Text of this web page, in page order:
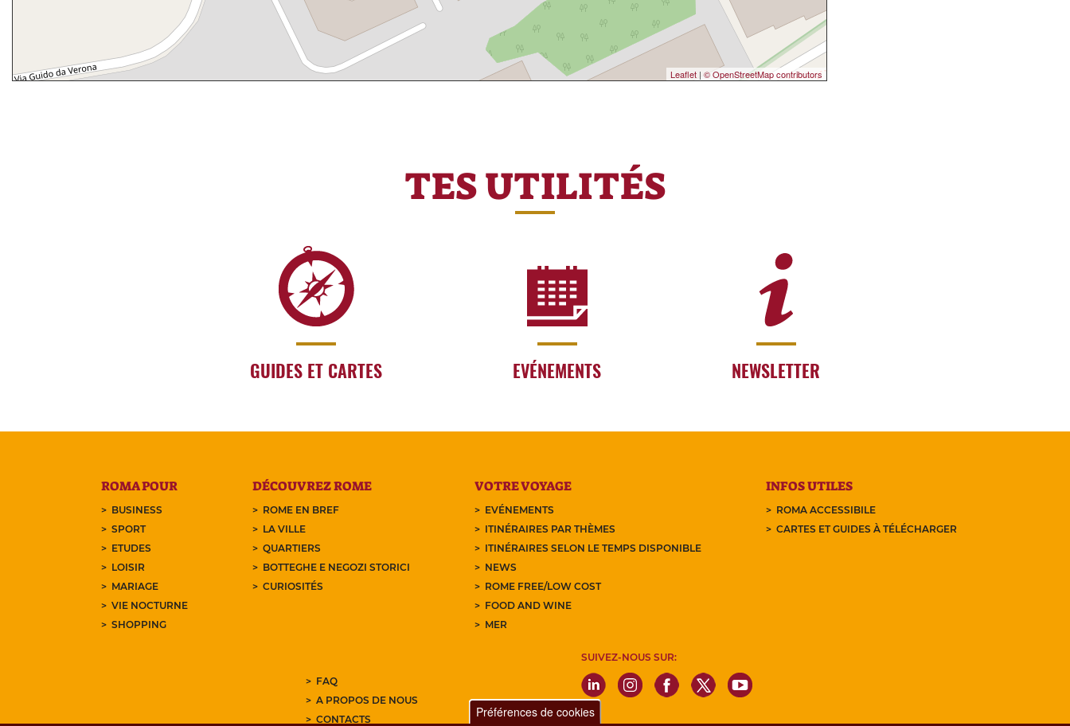
Leaflet | © OpenStreetMap contributors
TES UTILITÉS
GUIDES ET CARTES EVÉNEMENTS NEWSLETTER
ROMA POUR
BUSINESS
SPORT
ETUDES
LOISIR
MARIAGE
VIE NOCTURNE
SHOPPING
DÉCOUVREZ ROME
ROME EN BREF
LA VILLE
QUARTIERS
BOTTEGHE E NEGOZI STORICI
CURIOSITÉS
VOTRE VOYAGE
EVÉNEMENTS
ITINÉRAIRES PAR THÈMES
ITINÉRAIRES SELON LE TEMPS DISPONIBLE
NEWS
ROME FREE/LOW COST
FOOD AND WINE
MER
INFOS UTILES
ROMA ACCESSIBILE
CARTES ET GUIDES À TÉLÉCHARGER
FAQ
A PROPOS DE NOUS
CONTACTS
SUIVEZ-NOUS SUR:
Préférences de cookies